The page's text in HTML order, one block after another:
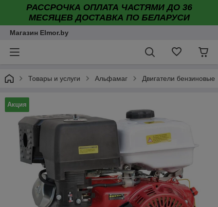
РАССРОЧКА ОПЛАТА ЧАСТЯМИ ДО 36
МЕСЯЦЕВ ДОСТАВКА ПО БЕЛАРУСИ
Магазин Elmor.by
Товары и услуги Альфамаг Двигатели бензиновые
Акция